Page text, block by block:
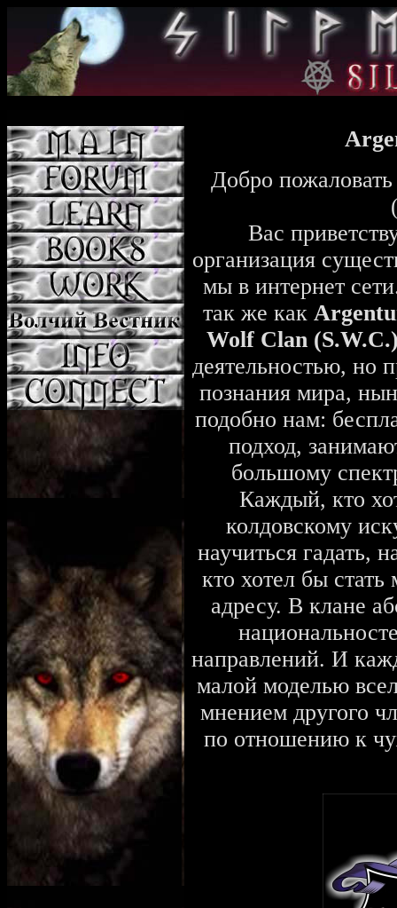
Добро
Вас
организация
мы в интернет
так же как
Wolf Clan
деятельностью, но
познания мира,
подобно нам:
подход,
большому
Каждый, кто
колдовскому
научиться гадать,
кто хотел бы
адресу. В клане
направлений. И
малой моделью
мнением другого
по отношению к